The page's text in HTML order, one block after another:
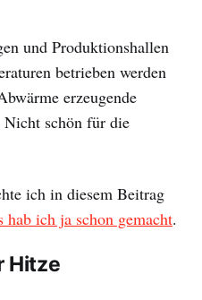
und Produktionshallen
betrieben werden
erzeugende
Nicht schön für die
ich in diesem Beitrag
hab ich ja schon gemacht.
Hitze